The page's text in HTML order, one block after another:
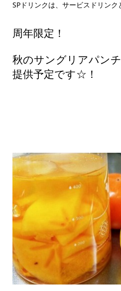
SPドリンクは、サービスドリンク
周年限定！
秋のサングリアパン
提供予定です☆！